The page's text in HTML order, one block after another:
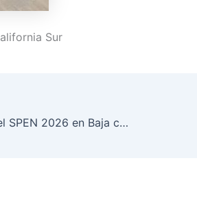
Sur
86 aspirantes presentan examen del SPEN 2026 en Baja california sur